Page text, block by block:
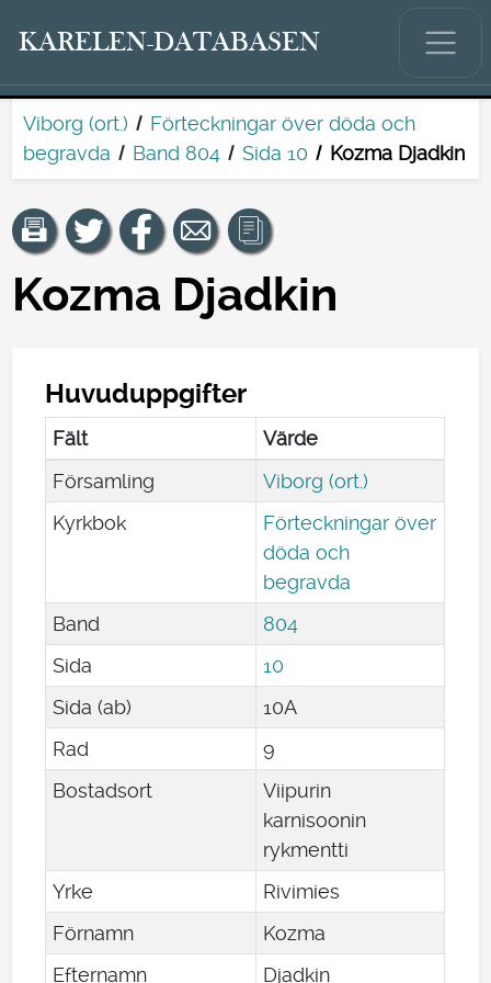
KARELEN-DATABASEN
Viborg (ort.)
Förteckningar över döda och
begravda
Band 804 Sida 10 Kozma Djadkin
Kozma Djadkin
Huvuduppgifter
Fält
Värde
Församling
Viborg (ort.)
Kyrkbok
Förteckningar över
döda och
begravda
Band
804
Sida
10
Sida (ab)
10A
Rad
9
Bostadsort
Viipurin
karnisoonin
rykmentti
Yrke
Rivimies
Förnamn
Kozma
Efternamn
Djadkin